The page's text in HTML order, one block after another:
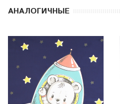
АНАЛОГИЧНЫЕ